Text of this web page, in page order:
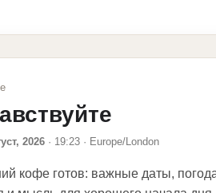
2026 · 19:23 · Europe/London
кофе готов: важные даты,